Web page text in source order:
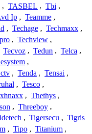
, TASBEL , Tbi ,
Ip , Teamme ,
, Techage , Techmaxx ,
, Techview ,
Tecvoz , Tedun , Telca ,
,
, Tenda , Tensai ,
, Tesco ,
, Thethys ,
, Threeboy ,
, Tigersecu , Tigris
, Tipo , Titanium ,